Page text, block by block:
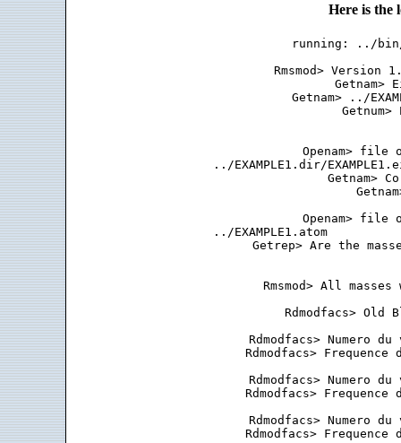
Here is the
running: ../bin/
Rmsmod>
Getnam>
Getnam> ../
Openam>
../
Getnam>
Openam>
../
Getrep> Are the
Rmsmod> All
Rdmodfacs>
Rdmodfacs> Numero
Rdmodfacs>
Rdmodfacs> Numero
Rdmodfacs>
Rdmodfacs> Numero
Rdmodfacs>